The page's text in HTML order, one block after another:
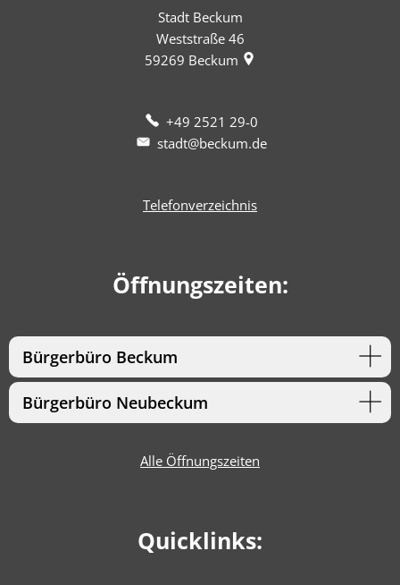
Stadt Beckum
Weststraße 46
59269 Beckum
+49 2521 29-0
stadt@beckum.de
Telefonverzeichnis
Öffnungszeiten:
Bürgerbüro Beckum
Bürgerbüro Neubeckum
Alle Öffnungszeiten
Quicklinks: